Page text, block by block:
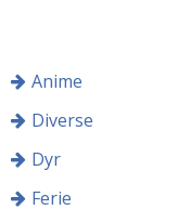
Anime
Diverse
Dyr
Ferie